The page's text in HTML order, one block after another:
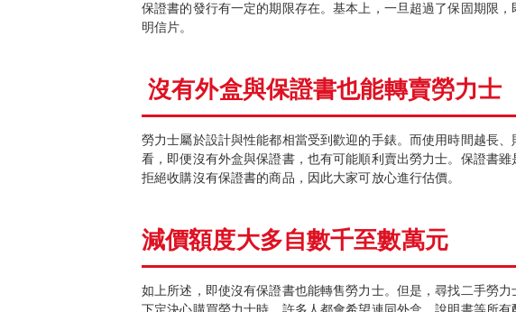
保證書的發行有一定的期限存在。基本上，一旦超過了保固期限
明信片。
沒有外盒與保證書也能轉賣勞力士
勞力士屬於設計與性能都相當受到歡迎的手錶。而使用時間越長
看，即便沒有外盒與保證書，也有可能順利賣出勞力士。保證書
拒絕收購沒有保證書的商品，因此大家可放心進行估價。
減價額度大多自數千至數萬元
如上所述，即使沒有保證書也能轉售勞力士。但是，尋找二手勞